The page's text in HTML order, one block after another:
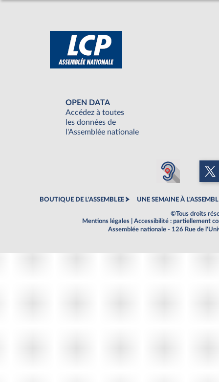
OPEN DATA
Accédez à toutes
les données de
l'Assemblée nationale
BOUTIQUE DE L'ASSEMBLEE UNE SEMAINE À
©Tous droits
Mentions légales
Accessibilité : partiellement
Assemblée nationale - 126 Rue de